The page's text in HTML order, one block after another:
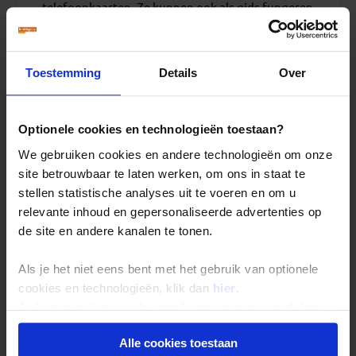
Toestemming Details Over
Optionele cookies en technologieën toestaan?
We gebruiken cookies en andere technologieën om onze
site betrouwbaar te laten werken, om ons in staat te
stellen statistische analyses uit te voeren en om u
relevante inhoud en gepersonaliseerde advertenties op
de site en andere kanalen te tonen.
Als je het niet eens bent met het gebruik van optionele
cookies en technologieën, klik dan hier .
Je kunt je selectie in de instellingen aanpassen of deze
onder aan de pagina op elk gewenst moment voor de
toekomst wijzigen.Alle cookies toestaan
telefoonkaarten. Ze kunnen ook als gids fungeren
of autoruiten wassen. Het is van groot belang dat
Kinderen die op schooltijden, 's avonds laat of 's
nachts werken, gaan meestal niet of nauwelijks
dit feitelijk in stand. Het is beter om een lokale
organisatie te steunen die kinderen helpt om naar
school te gaan en kwetsbare gezinnen
ondersteunt.
Meld vermoedens van
kindermisbruik bij Don't Look
Away
Seksuele uitbuiting van kinderen is niet altijd